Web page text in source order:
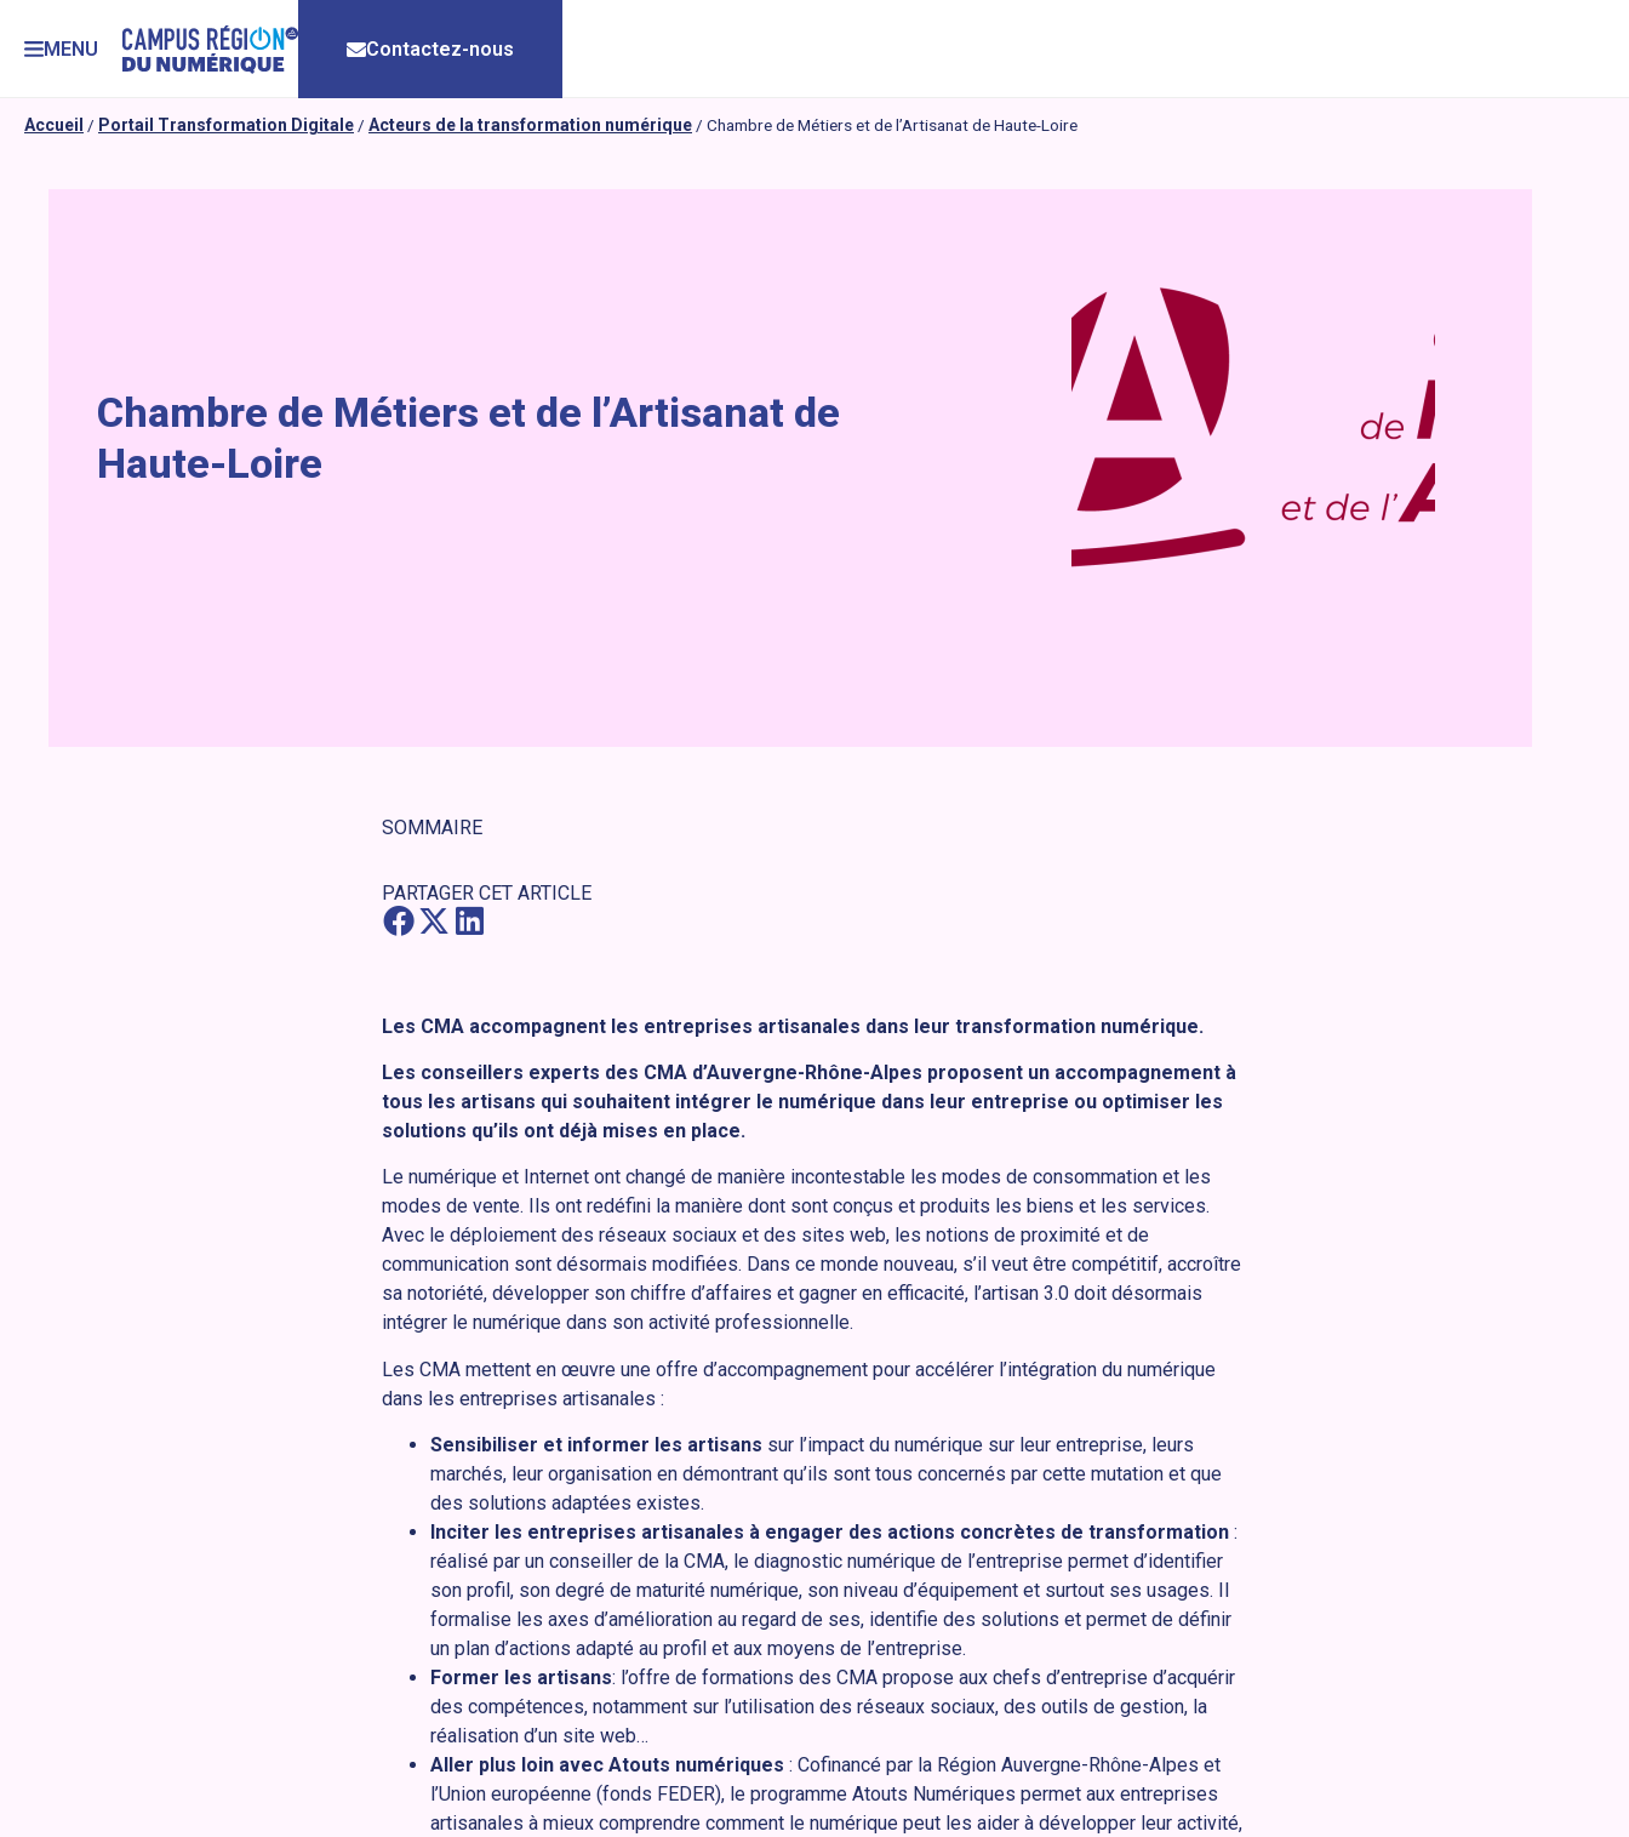
MENU Contactez-nous
Accueil / Portail Transformation Digitale / Acteurs de la transformation numérique / Chambre de Métiers et de l’Artisanat de Haute-Loire
Chambre de Métiers et de l’Artisanat de
Haute-Loire
Les CMA accompagnent les entreprises artisanales dans leur transformation numérique.
Les conseillers experts des CMA d’Auvergne-Rhône-Alpes proposent un accompagnement à
tous les artisans qui souhaitent intégrer le numérique dans leur entreprise ou optimiser les
solutions qu’ils ont déjà mises en place.
Le numérique et Internet ont changé de manière incontestable les modes de consommation et les
modes de vente. Ils ont redéfini la manière dont sont conçus et produits les biens et les services.
Avec le déploiement des réseaux sociaux et des sites web, les notions de proximité et de
communication sont désormais modifiées. Dans ce monde nouveau, s’il veut être compétitif, accroître
sa notoriété, développer son chiffre d’affaires et gagner en efficacité, l’artisan 3.0 doit désormais
intégrer le numérique dans son activité professionnelle.
Les CMA mettent en œuvre une offre d’accompagnement pour accélérer l’intégration du numérique
dans les entreprises artisanales :
Sensibiliser et informer les artisans sur l’impact du numérique sur leur entreprise, leurs
marchés, leur organisation en démontrant qu’ils sont tous concernés par cette mutation et que
des solutions adaptées existes.
Inciter les entreprises artisanales à engager des actions concrètes de transformation :
réalisé par un conseiller de la CMA, le diagnostic numérique de l’entreprise permet d’identifier
son profil, son degré de maturité numérique, son niveau d’équipement et surtout ses usages. Il
formalise les axes d’amélioration au regard de ses, identifie des solutions et permet de définir
un plan d’actions adapté au profil et aux moyens de l’entreprise.
Former les artisans: l’offre de formations des CMA propose aux chefs d’entreprise d’acquérir
des compétences, notamment sur l’utilisation des réseaux sociaux, des outils de gestion, la
réalisation d’un site web…
Aller plus loin avec Atouts numériques : Cofinancé par la Région Auvergne-Rhône-Alpes et
l’Union européenne (fonds FEDER), le programme Atouts Numériques permet aux entreprises
artisanales à mieux comprendre comment le numérique peut les aider à développer leur activité,
SOMMAIRE
PARTAGER CET ARTICLE